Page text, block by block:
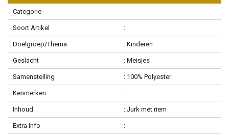
Categorie
Soort Artikel :
Doelgroep/Thema : Kinderen
Geslacht : Meisjes
Samenstelling : 100% Polyester
Kenmerken :
Inhoud : Jurk met riem
Extra info :